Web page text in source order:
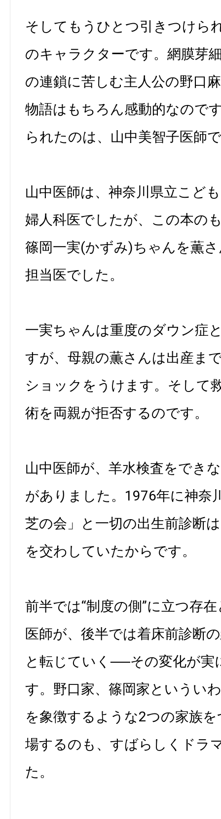
そしてもうひとつ引きつけら
のキャラクターです。網膜芽
の連鎖に苦しむ主人公の野口
物語はもちろん感動的なので
られたのは、山中美智子医師
山中医師は、神奈川県立こど
婦人科医でしたが、この本の
篠岡一実(かずみ)ちゃんを薫
担当医でした。
一実ちゃんは重度のダウン症
すが、母親の薫さんは出産ま
ショックをうけます。そして
術を両親が拒否するのです。
山中医師が、羊水検査をでき
がありました。1976年に神奈
芝の会」と一切の出生前診断
を交わしていたからです。
前半では“制度の側”に立つ存
医師が、後半では着床前診断
と転じていく──その変化が実
す。野口家、篠岡家というい
を象徴するような2つの家族
場するのも、すばらしくドラ
た。